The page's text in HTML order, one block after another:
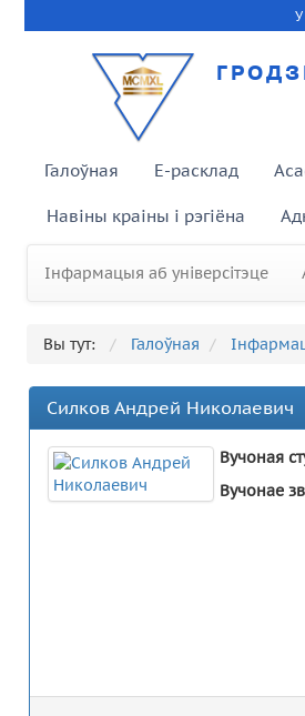
Галоўная E-расклад
Навіны краіны і рэгіёна
Інфармацыя аб універсітэце
Вы тут: Галоўная
Силков Андрей Николаевич
Вучоная
Вучонае